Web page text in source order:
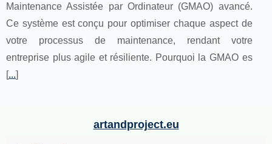
Maintenance Assistée par Ordinateur (GMAO) avancé.
Ce système est conçu pour optimiser chaque aspect de
votre processus de maintenance, rendant votre
entreprise plus agile et résiliente. Pourquoi la GMAO es
[...]
artandproject.eu